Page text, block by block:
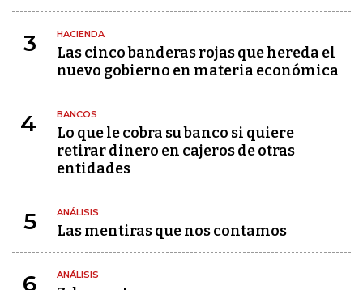
3 HACIENDA
Las cinco banderas rojas que hereda el
nuevo gobierno en materia económica
4 BANCOS
Lo que le cobra su banco si quiere
retirar dinero en cajeros de otras
entidades
5 ANÁLISIS
Las mentiras que nos contamos
6 ANÁLISIS